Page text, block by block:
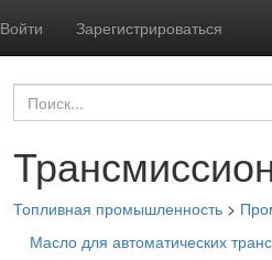
Войти Зарегистрироваться
Топливная промышленность >
Масло для автоматических